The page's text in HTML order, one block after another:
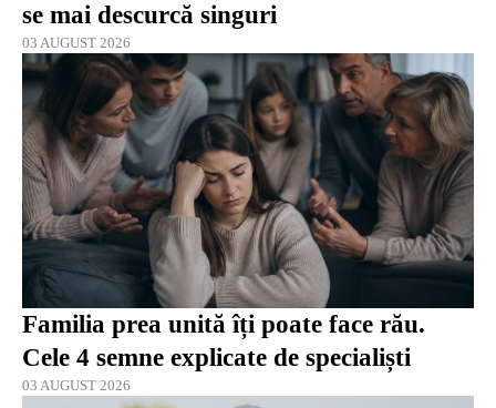
se mai descurcă singuri
03 AUGUST 2026
Familia prea unită îți poate face rău.
Cele 4 semne explicate de specialiști
03 AUGUST 2026